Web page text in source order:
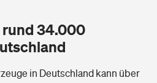
34.000
in Deutschland kann über